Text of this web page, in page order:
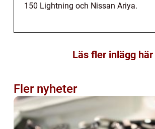
150 Lightning och Nissan Ariya.
Läs fler inlägg här
Fler nyheter